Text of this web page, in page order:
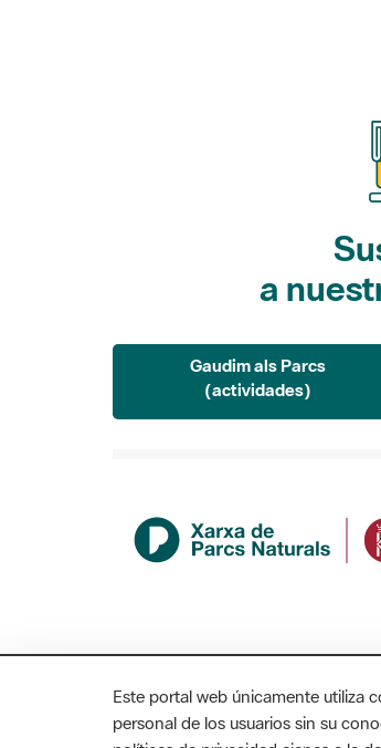
a
Gaudim als Parcs
(actividades)
Este portal web únicamente utiliza
personal de los usuarios sin su